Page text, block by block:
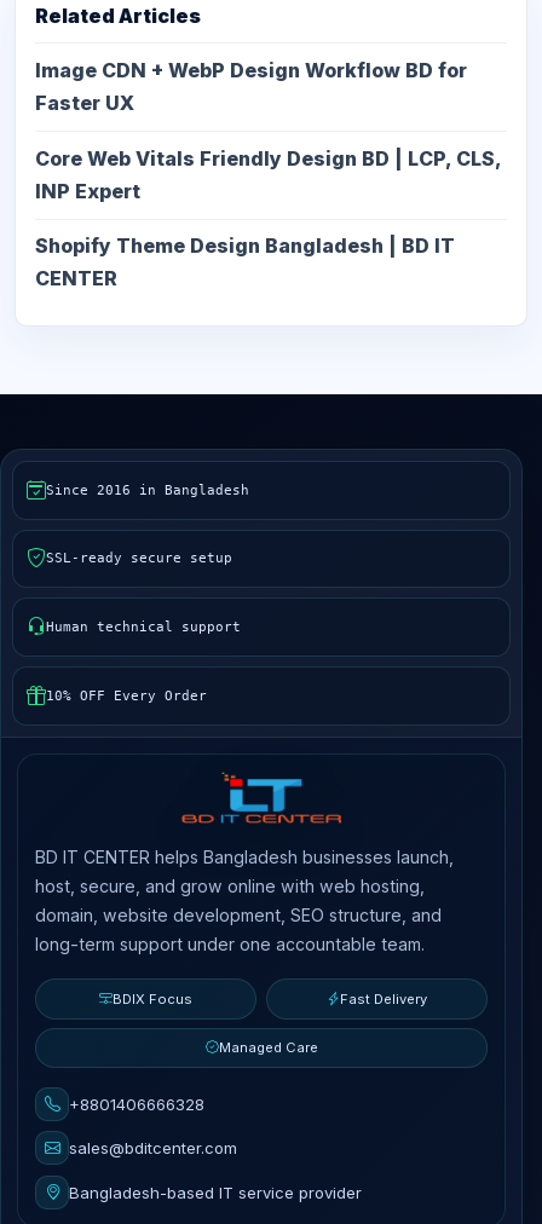
Related Articles
Image CDN + WebP Design Workflow BD for
Faster UX
Core Web Vitals Friendly Design BD | LCP, CLS,
INP Expert
Shopify Theme Design Bangladesh | BD IT
CENTER
Since 2016 in Bangladesh
SSL-ready secure setup
Human technical support
10% OFF Every Order
BD IT CENTER helps Bangladesh businesses launch,
host, secure, and grow online with web hosting,
domain, website development, SEO structure, and
long-term support under one accountable team.
BDIX Focus Fast Delivery
Managed Care
+8801406666328
sales@bditcenter.com
Bangladesh-based IT service provider